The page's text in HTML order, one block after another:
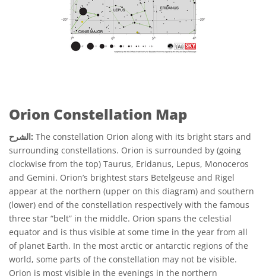
Orion Constellation Map
الشرح: The constellation Orion along with its bright stars and
surrounding constellations. Orion is surrounded by (going
clockwise from the top) Taurus, Eridanus, Lepus, Monoceros
and Gemini. Orion’s brightest stars Betelgeuse and Rigel
appear at the northern (upper on this diagram) and southern
(lower) end of the constellation respectively with the famous
three star “belt” in the middle. Orion spans the celestial
equator and is thus visible at some time in the year from all
of planet Earth. In the most arctic or antarctic regions of the
world, some parts of the constellation may not be visible.
Orion is most visible in the evenings in the northern